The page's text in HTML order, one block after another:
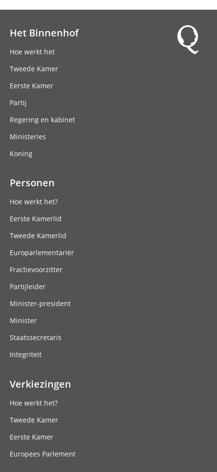
Het Binnenhof
Hoe werkt het
Tweede Kamer
Eerste Kamer
Partij
Regering en kabinet
Ministeries
Koning
Personen
Hoe werkt het?
Eerste Kamerlid
Tweede Kamerlid
Europarlementariër
Fractievoorzitter
Partijleider
Minister-president
Minister
Staatssecretaris
Integriteit
Verkiezingen
Hoe werkt het?
Tweede Kamer
Eerste Kamer
Europees Parlement